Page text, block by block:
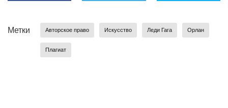
Метки Авторское право Искусство Леди Гага Орлан
Плагиат